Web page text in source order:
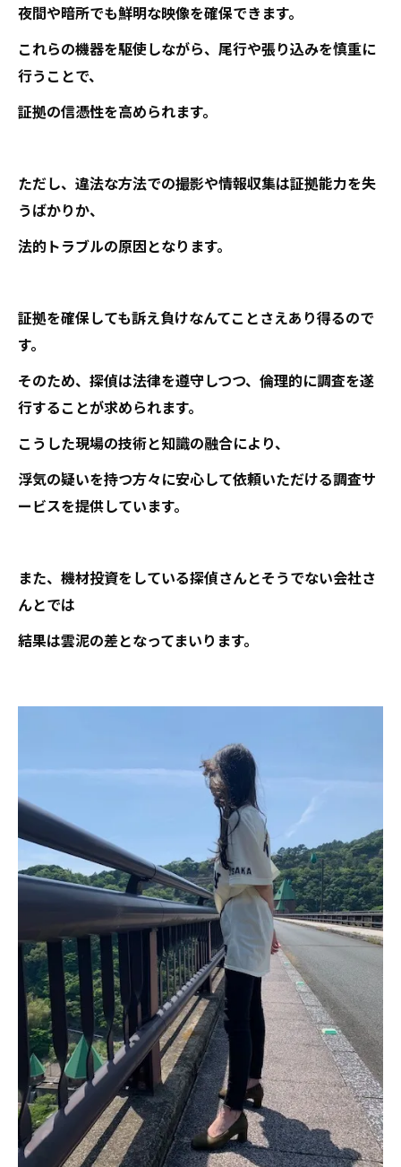
夜間や暗所でも鮮明な映像を確保できます。
これらの機器を駆使しながら、尾行や張り込みを慎重に
行うことで、
証拠の信憑性を高められます。
ただし、違法な方法での撮影や情報収集は証拠能力を失
うばかりか、
法的トラブルの原因となります。
証拠を確保しても訴え負けなんてことさえあり得るので
す。
そのため、探偵は法律を遵守しつつ、倫理的に調査を遂
行することが求められます。
こうした現場の技術と知識の融合により、
浮気の疑いを持つ方々に安心して依頼いただける調査サ
ービスを提供しています。
また、機材投資をしている探偵さんとそうでない会社さ
んとでは
結果は雲泥の差となってまいります。